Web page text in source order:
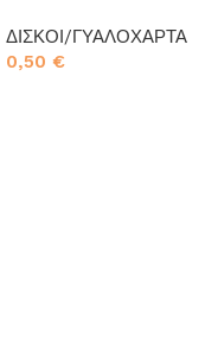
ΔΙΣΚΟΙ/ΓΥΑΛΟΧΑΡΤΑ
0,50 €